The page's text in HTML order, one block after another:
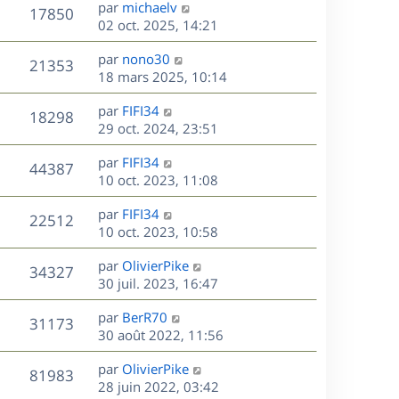
s
n
i
e
r
m
e
s
s
a
g
e
17850V
u
e
s
D
e
r
n
i
e
r
m
e
s
s
a
g
e
par michaelv
02 oct. 2025, 14:21
21353V
u
e
s
D
e
r
n
i
e
r
m
e
s
s
a
g
e
par nono30
18 mars 2025, 10:14
18298V
u
s
D
e
r
n
i
e
r
m
e
s
s
a
g
e
par FIFI34
29 oct. 2024, 23:51
44387V
u
e
s
D
e
r
n
i
e
r
m
e
s
s
a
g
e
par FIFI34
10 oct. 2023, 11:08
22512V
u
s
D
e
r
n
i
e
r
m
e
s
s
par FIFI34
10 oct. 2023, 10:58
34327V
u
e
s
D
e
r
n
i
e
r
m
par OlivierPike
30 juil. 2023, 16:47
31173V
u
e
D
e
r
n
i
par BerR70
30 août 2022, 11:56
81983V
D
e
par OlivierPike
28 juin 2022, 03:42